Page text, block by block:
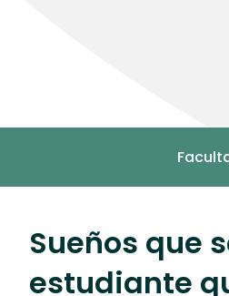
Sueños que
estudiante